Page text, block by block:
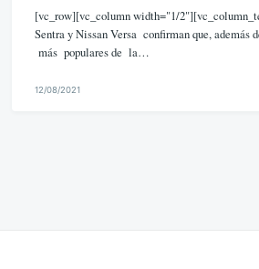
[vc_row][vc_column width="1/
Sentra y Nissan Versa confirman que,
más populares de la…
12/08/2021